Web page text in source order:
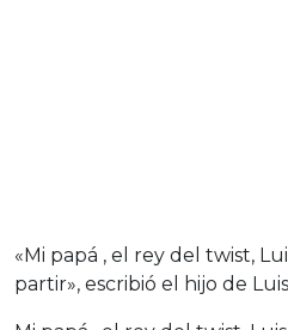
«Mi papá , el rey del twist,
partir», escribió el hijo de